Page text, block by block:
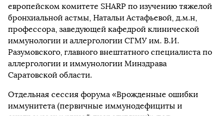
европейском комитете SHARP по изучению тяжелой
бронхиальной астмы, Натальи Астафьевой, д.м.н,
профессора, заведующей кафедрой клинической
иммунологии и аллергологии СГМУ им. В.И.
Разумовского, главного внештатного специалиста по
аллергологии и иммунологии Минздрава
Саратовской области.
Отдельная сессия форума «Врожденные ошибки
иммунитета (первичные иммунодефициты и